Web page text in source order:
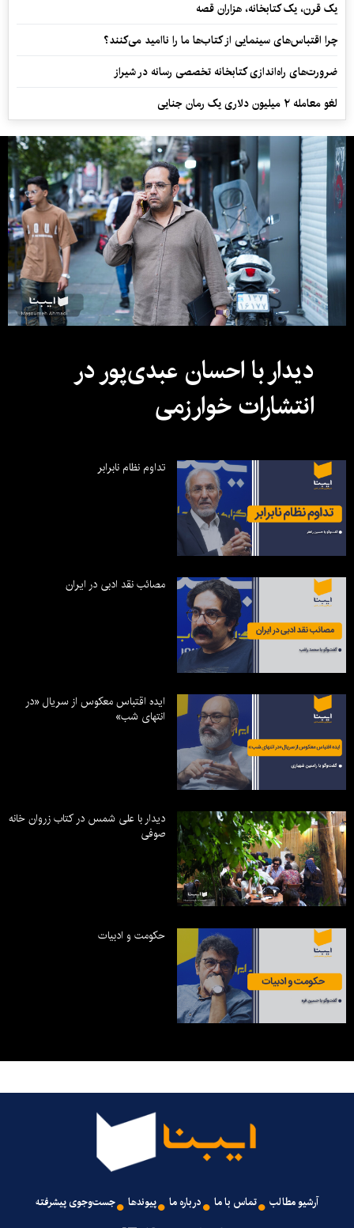
یک قرن، یک کتابخانه، هزاران قصه
چرا اقتباس‌های سینمایی از کتاب‌ها ما را ناامید می‌کنند؟
ضرورت‌های راه‌اندازی کتابخانه تخصصی رسانه در شیراز
لغو معامله ۲ میلیون دلاری یک رمان جنایی
دیدار با احسان عبدی‌پور در
انتشارات خوارزمی
تداوم نظام نابرابر
مصائب نقد ادبی در ایران
ایده اقتباس معکوس از سریال «در
انتهای شب»
دیدار با علی شمس در کتاب زروان خانه
صوفی
حکومت و ادبیات
آرشیو مطالب تماس با ما درباره ما پیوندها جست‌وجوی پیشرفته